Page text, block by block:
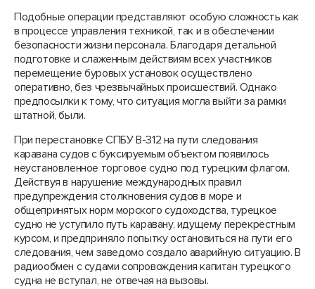
Подобные операции представляют особую сложность как
в процессе управления техникой, так и в обеспечении
безопасности жизни персонала. Благодаря детальной
подготовке и слаженным действиям всех участников
перемещение буровых установок осуществлено
оперативно, без чрезвычайных происшествий. Однако
предпосылки к тому, что ситуация могла выйти за рамки
штатной, были.
При перестановке СПБУ В-312 на пути следования
каравана судов с буксируемым объектом появилось
неустановленное торговое судно под турецким флагом.
Действуя в нарушение международных правил
предупреждения столкновения судов в море и
общепринятых норм морского судоходства, турецкое
судно не уступило путь каравану, идущему перекрестным
курсом, и предприняло попытку остановиться на пути его
следования, чем заведомо создало аварийную ситуацию. В
радиообмен с судами сопровождения капитан турецкого
судна не вступал, не отвечая на вызовы.